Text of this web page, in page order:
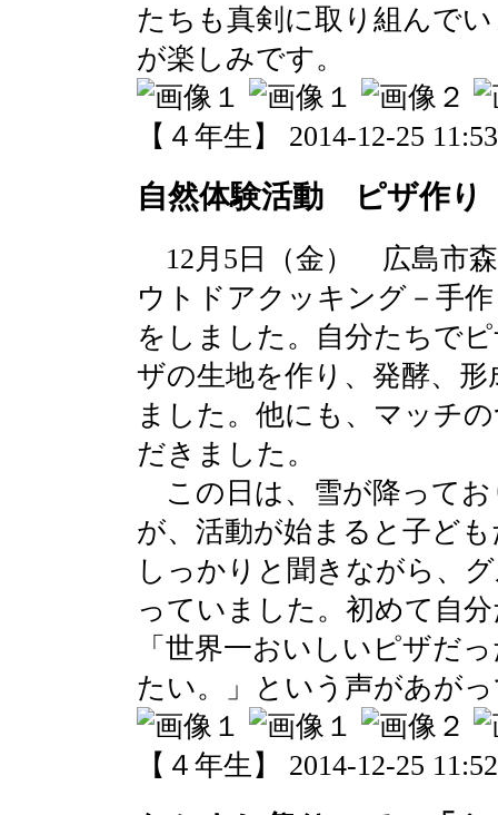
たちも真剣に取り組んで
が楽しみです。
【４年生】 2014-12-25
自然体験活動 ピザ作り
12月5日（金） 広島市
ウトドアクッキング－手
をしました。自分たちで
ザの生地を作り、発酵、
ました。他にも、マッチ
だきました。
この日は、雪が降ってお
が、活動が始まると子ど
しっかりと聞きながら、
っていました。初めて自
「世界一おいしいピザだ
たい。」という声があが
【４年生】 2014-12-25